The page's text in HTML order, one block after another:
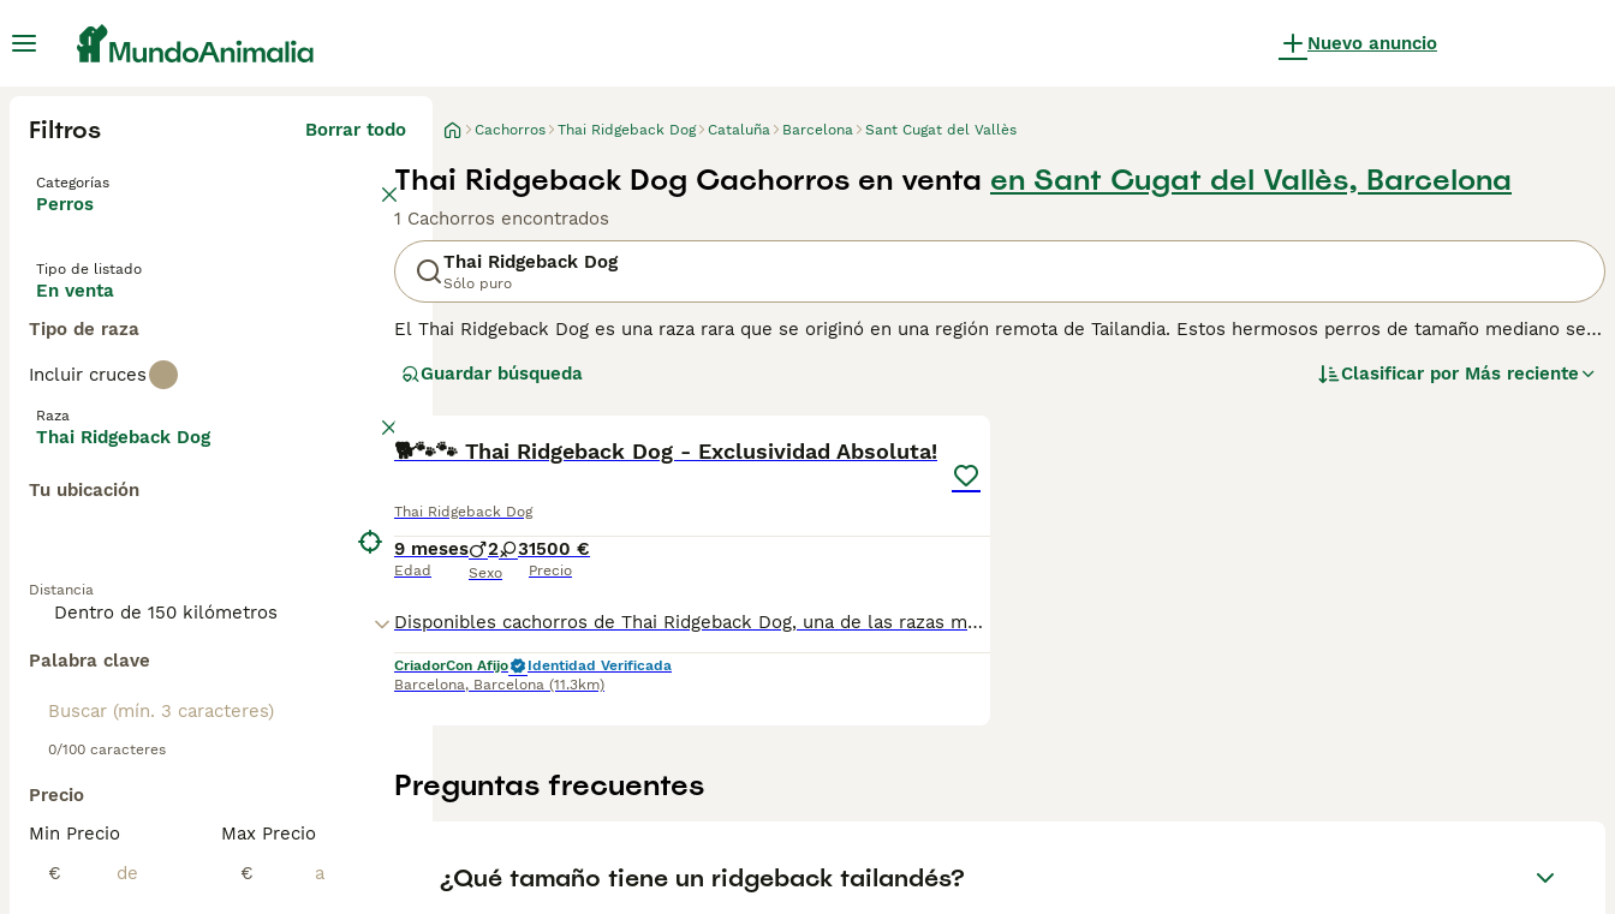
Nuevo anuncio
Filtros Borrar todo
Categorías
Perros
Tipo de listado
En venta
Tipo de raza
Incluir cruces
Raza
Thai Ridgeback Dog
Tu ubicación
Distancia
Palabra clave
0/100 caracteres
Precio
Min Precio
€
Max Precio
€
Cachorros Thai Ridgeback Dog Cataluña Barcelona Sant Cugat del Vallès
Thai Ridgeback Dog Cachorros en venta en Sant Cugat del Vallès, Barcelona
1 Cachorros encontrados
Thai Ridgeback Dog
Sólo puro
El Thai Ridgeback Dog es una raza rara que se originó en una región remota de Tailandia. Estos hermosos perros de tamaño mediano se
de sangre extremadamente puras y siempre han sido muy apreciadas en su país natal.
Lee nuestra
Guardar búsqueda Clasificar por Más reciente
🐕🐾🐾 Thai Ridgeback Dog - Exclusividad Absoluta!
Thai Ridgeback Dog
9 meses
Edad
2 3
Sexo
1500 €
Precio
Disponibles cachorros de Thai Ridgeback Dog, una de las razas más raras, antiguas y fascinantes del mundo. Único criador en España, proyecto serio, legal y totalmente alejado de la cría comercial. El Thai Ridgeback es un perro inteligente, leal, atlético y primitivo, con pelo corto, sin olor y con mínima muda, lo que lo convierte en una raza apta para personas con sensibilidad o alergias (hipoalergénico). Nuestros cachorros se crían en entorno natural, con socialización temprana y selección rigurosa de carácter y salud, dando como resultado perros equilibrados, seguros y con una presencia excepcional. 🔹 Raza rara y exclusiva 🔹 Único criador especializado en España 🔹 Pocas camadas, máxima selección 🔹 Padres testados y libres de enfermedades genéticas 🔹 Criador profesional desde 1998 📄 Entrega a partir de los 60 días, con: • Cartilla sanitaria oficial • Vacunas y desparasitaciones al día • Microchip • Pedigree LOE • Contrato de venta y garantía escrita • Revisión veterinaria completa por escrito Buscamos familias responsables, conscientes de que se trata de una raza especial, única y con personalidad propia. Acompañamos a cada familia antes y después de la entrega. 📍 La Granja de Flix (Tarragona) 📅 Visitas con cita previa 👉 Si buscas un perro realmente diferente, exclusivo y criado con garantías reales, contáctanos ahora. Las camadas son muy limitadas.
CriadorCon Afijo
Identidad Verificada
Barcelona, Barcelona (11.3km)
Preguntas frecuentes
¿Qué tamaño tiene un ridgeback tailandés?